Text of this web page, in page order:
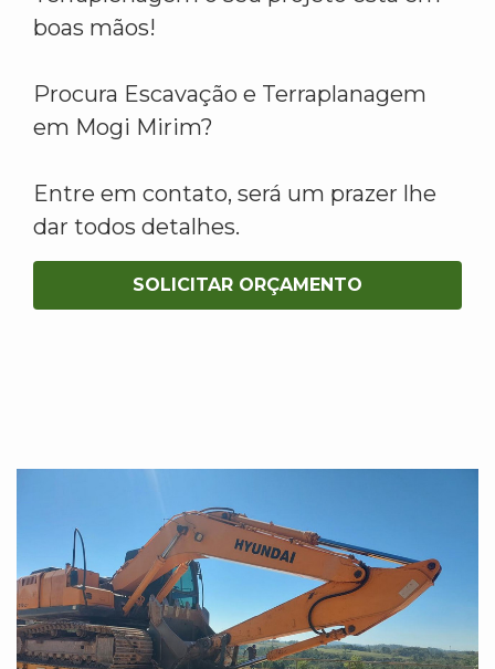
boas mãos!
Procura Escavação e Terraplanagem
em Mogi Mirim?
Entre em contato, será um prazer lhe
dar todos detalhes.
SOLICITAR ORÇAMENTO